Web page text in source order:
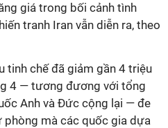
giá trong bối cảnh tình
tranh Iran vẫn diễn ra, theo
tinh chế đã giảm gần 4 triệu
4 — tương đương với tổng
Anh và Đức cộng lại — đe
mà các quốc gia dựa